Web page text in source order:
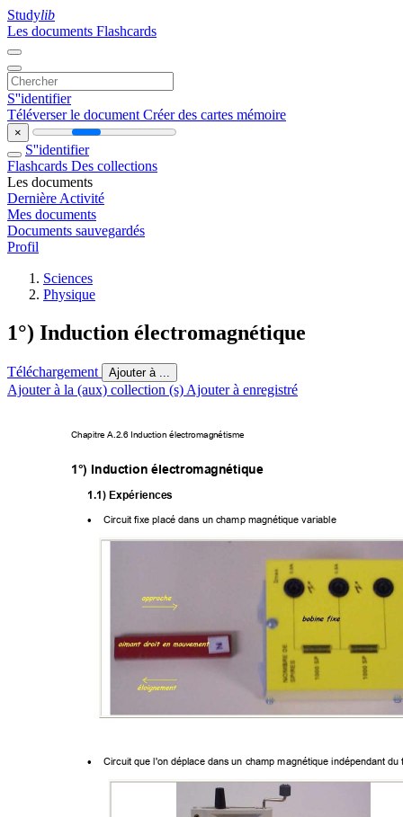
Studylib
Les documents Flashcards
S''identifier
Téléverser le document Créer des cartes mémoire
×
S''identifier
Flashcards Des collections
Les documents
Dernière Activité
Mes documents
Documents sauvegardés
Profil
Sciences
Physique
1°) Induction électromagnétique
Téléchargement Ajouter à ...
Ajouter à la (aux) collection (s) Ajouter à enregistré
Chapitre A.2.6 Induction électromagnétisme
1°) Induction électromagnétique
1.1) Expériences
• Circuit fixe placé dans un champ magnétique variable
• Circuit que l'on déplace dans un champ magnétique indépendant